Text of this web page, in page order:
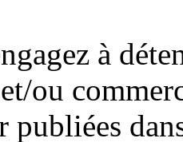
à
ou
publiées